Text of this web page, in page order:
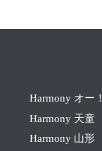
Harmony オー！
Harmony 天童
Harmony 山形